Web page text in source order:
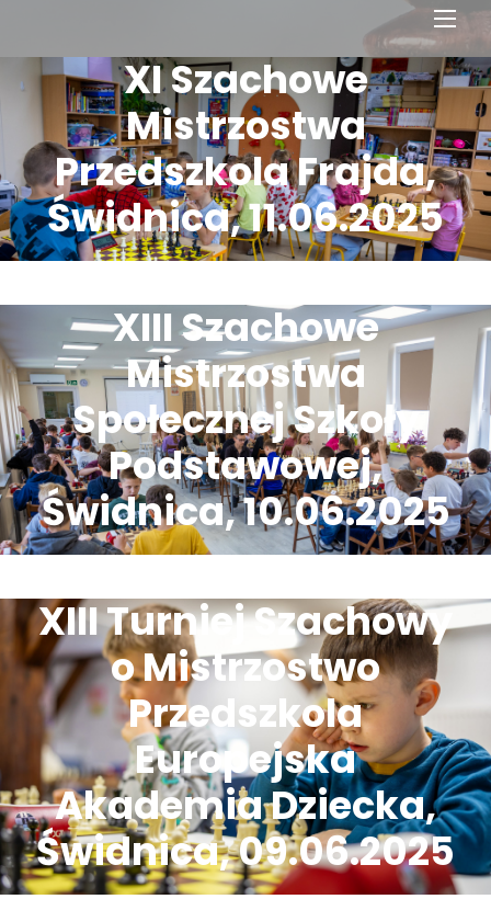
XI Szachowe
Mistrzostwa
Przedszkola Frajda,
Świdnica, 11.06.2025
XIII Szachowe
Mistrzostwa
Społecznej Szkoły
Podstawowej,
Świdnica, 10.06.2025
XIII Turniej Szachowy
o Mistrzostwo
Przedszkola
Europejska
Akademia Dziecka,
Świdnica, 09.06.2025